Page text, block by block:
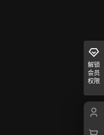
解锁
会员
权限